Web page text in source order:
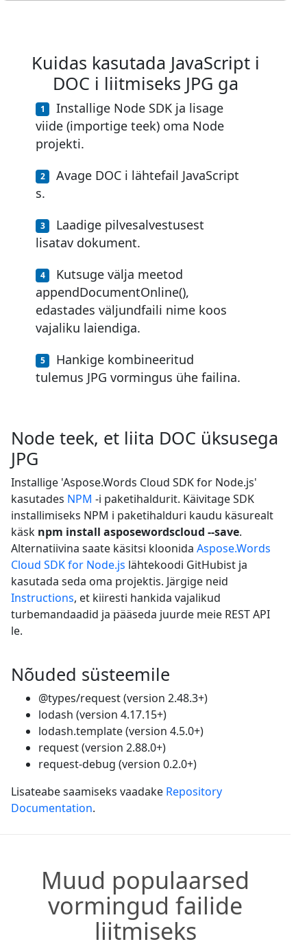
Kuidas kasutada JavaScript i
DOC i liitmiseks JPG ga
Installige Node SDK ja lisage
viide (importige teek) oma Node
projekti.
Avage DOC i lähtefail JavaScript
s.
Laadige pilvesalvestusest
lisatav dokument.
Kutsuge välja meetod
appendDocumentOnline(),
edastades väljundfaili nime koos
vajaliku laiendiga.
Hankige kombineeritud
tulemus JPG vormingus ühe failina.
Node teek, et liita DOC üksusega
JPG
Installige 'Aspose.Words Cloud SDK for Node.js'
kasutades NPM -i paketihaldurit. Käivitage SDK
installimiseks NPM i paketihalduri kaudu käsurealt
käsk npm install asposewordscloud --save.
Alternatiivina saate käsitsi kloonida Aspose.Words
Cloud SDK for Node.js lähtekoodi GitHubist ja
kasutada seda oma projektis. Järgige neid
Instructions, et kiiresti hankida vajalikud
turbemandaadid ja pääseda juurde meie REST API
le.
Nõuded süsteemile
@types/request (version 2.48.3+)
lodash (version 4.17.15+)
lodash.template (version 4.5.0+)
request (version 2.88.0+)
request-debug (version 0.2.0+)
Lisateabe saamiseks vaadake Repository
Documentation.
Muud populaarsed
vormingud failide
liitmiseks